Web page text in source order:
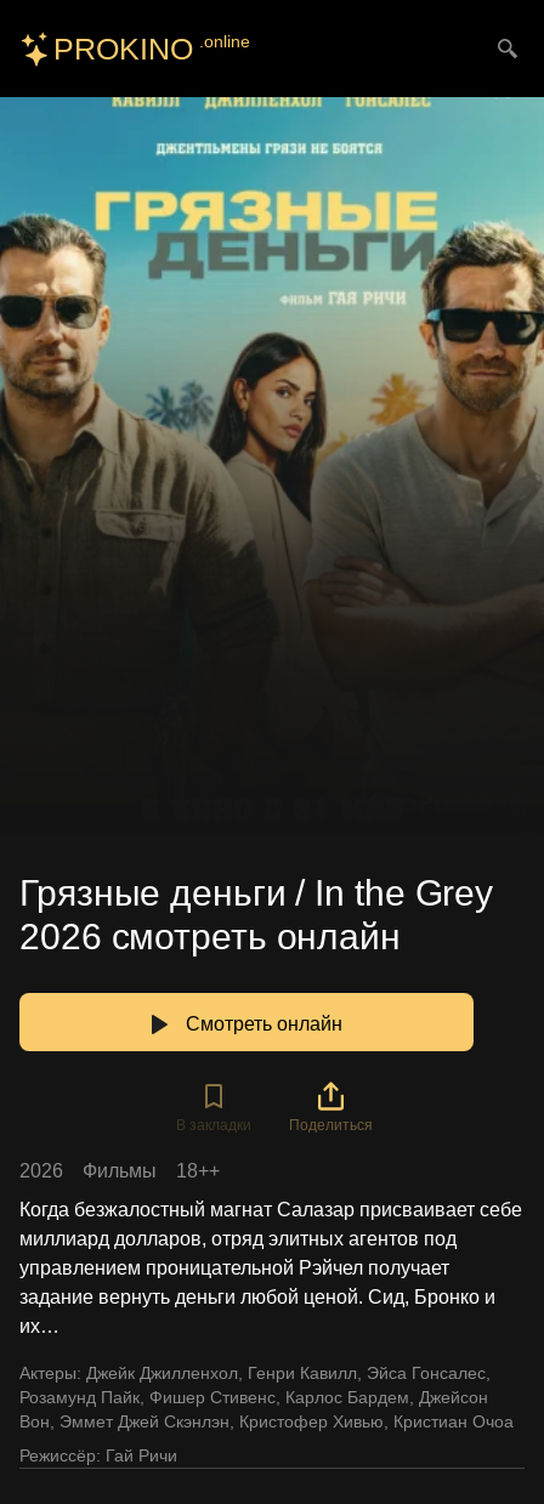
PROKINO .online
Грязные деньги / In the Grey
2026 смотреть онлайн
Смотреть онлайн
В закладки Поделиться
2026 Фильмы
18++
Когда безжалостный магнат Салазар присваивает себе
миллиард долларов, отряд элитных агентов под
управлением проницательной Рэйчел получает
задание вернуть деньги любой ценой. Сид, Бронко и
их…
Актеры: Джейк Джилленхол, Генри Кавилл, Эйса Гонсалес,
Розамунд Пайк, Фишер Стивенс, Карлос Бардем, Джейсон
Вон, Эммет Джей Скэнлэн, Кристофер Хивью, Кристиан Очоа
Режиссёр: Гай Ричи